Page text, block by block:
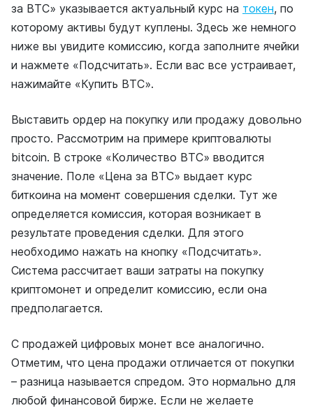
за BTC» указывается актуальный курс на токен, по
которому активы будут куплены. Здесь же немного
ниже вы увидите комиссию, когда заполните ячейки
и нажмете «Подсчитать». Если вас все устраивает,
нажимайте «Купить BTC».
Выставить ордер на покупку или продажу довольно
просто. Рассмотрим на примере криптовалюты
bitcoin. В строке «Количество BTC» вводится
значение. Поле «Цена за BTC» выдает курс
биткоина на момент совершения сделки. Тут же
определяется комиссия, которая возникает в
результате проведения сделки. Для этого
необходимо нажать на кнопку «Подсчитать».
Система рассчитает ваши затраты на покупку
криптомонет и определит комиссию, если она
предполагается.
С продажей цифровых монет все аналогично.
Отметим, что цена продажи отличается от покупки
– разница называется спредом. Это нормально для
любой финансовой бирже. Если не желаете